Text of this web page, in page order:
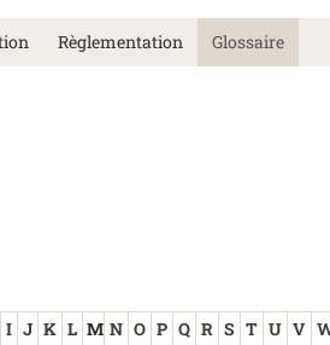
Règlementation Glossaire
I J K L M N O P Q R S T U V